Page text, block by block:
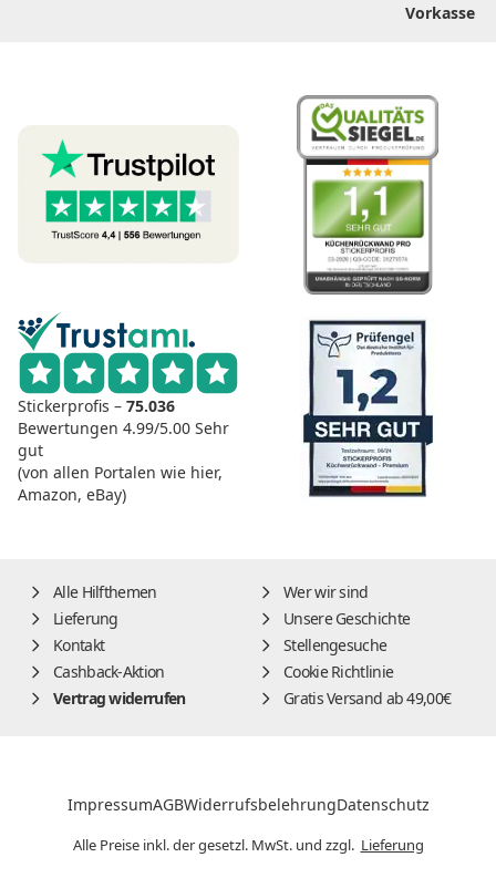
Vorkasse
Stickerprofis – 75.036
Bewertungen 4.99/5.00 Sehr
gut
(von allen Portalen wie hier,
Amazon, eBay)
Alle Hilfthemen
Wer wir sind
Lieferung
Unsere Geschichte
Kontakt
Stellengesuche
Cashback-Aktion
Cookie Richtlinie
Vertrag widerrufen
Gratis Versand ab 49,00€
ImpressumAGBWiderrufsbelehrungDatenschutz
Alle Preise inkl. der gesetzl. MwSt. und zzgl. Lieferung